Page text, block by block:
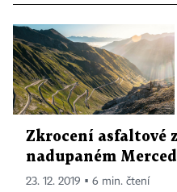
Zkrocení asfaltové
nadupaném
23. 12. 2019 ▪ 6 min. čtení